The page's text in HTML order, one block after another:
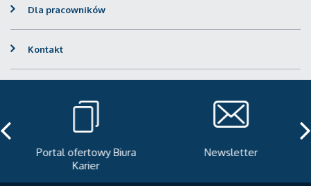
Dla pracowników
Kontakt
Portal ofertowy Biura
Karier
Newsletter